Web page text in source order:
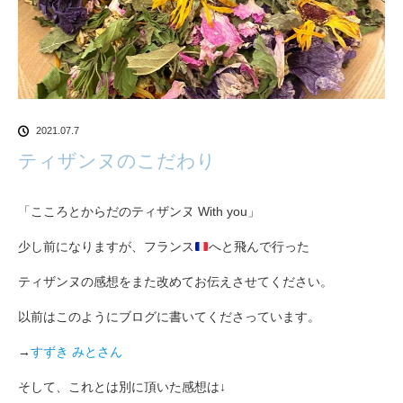
2021.07.7
ティザンヌのこだわり
「こころとからだのティザンヌ With you」
少し前になりますが、フランス へと飛んで行った
ティザンヌの感想をまた改めてお伝えさせてください。
以前はこのようにブログに書いてくださっています。
→すずき みとさ ん
そして、これとは別に頂いた感想は↓